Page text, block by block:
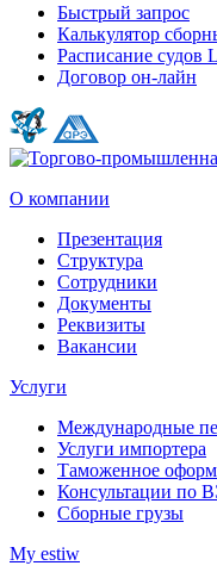
Быстрый запрос
Калькулятор
Расписание судов
Договор он-лайн
О компании
Презентация
Структура
Сотрудники
Документы
Реквизиты
Вакансии
Услуги
Международные
Услуги импортера
Таможенное
Консультации по
Сборные грузы
My estiw